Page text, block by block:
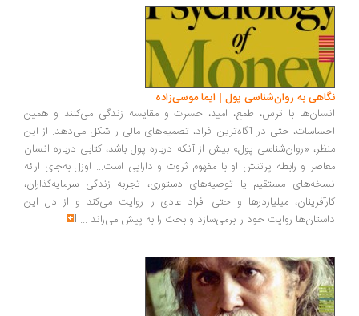
به روان‌شناسی پول | ایما موسی‌زاده
با ترس، طمع، امید، حسرت و مقایسه زندگی می‌کنند و همین
حتی در آگاه‌ترین افراد، تصمیم‌های مالی را شکل می‌دهد. از این
«روان‌شناسی پول» بیش از آنکه درباره پول باشد، کتابی درباره انسان
و رابطه پرتنش او با مفهوم ثروت و دارایی است... اوزل به‌جای ارائه
مستقیم یا توصیه‌های دستوری، تجربه زندگی سرمایه‌گذاران،
میلیاردرها و حتی افراد عادی را روایت می‌کند و از دل این
روایت خود را برمی‌سازد و بحث را به پیش می‌راند...